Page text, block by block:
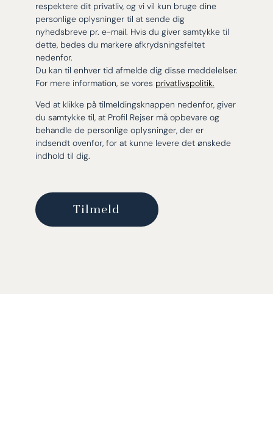
respektere dit privatliv, og vi vil kun bruge dine
personlige oplysninger til at sende dig
nyhedsbreve pr. e-mail. Hvis du giver samtykke til
dette, bedes du markere afkrydsningsfeltet
nedenfor.
Du kan til enhver tid afmelde dig disse meddelelser.
For mere information, se vores privatlivspolitik.
Ved at klikke på tilmeldingsknappen nedenfor, giver
du samtykke til, at Profil Rejser må opbevare og
behandle de personlige oplysninger, der er
indsendt ovenfor, for at kunne levere det ønskede
indhold til dig.